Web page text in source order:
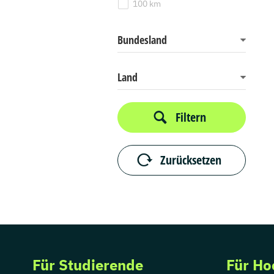
100 km
Bundesland
Land
Filtern
Zurücksetzen
Für Studierende Für